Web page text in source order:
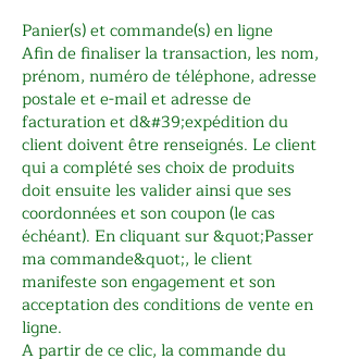
Panier(s) et commande(s) en ligne
Afin de finaliser la transaction, les nom,
prénom, numéro de téléphone, adresse
postale et e-mail et adresse de
facturation et d&#39;expédition du
client doivent être renseignés. Le client
qui a complété ses choix de produits
doit ensuite les valider ainsi que ses
coordonnées et son coupon (le cas
échéant). En cliquant sur &quot;Passer
ma commande&quot;, le client
manifeste son engagement et son
acceptation des conditions de vente en
ligne.
A partir de ce clic, la commande du